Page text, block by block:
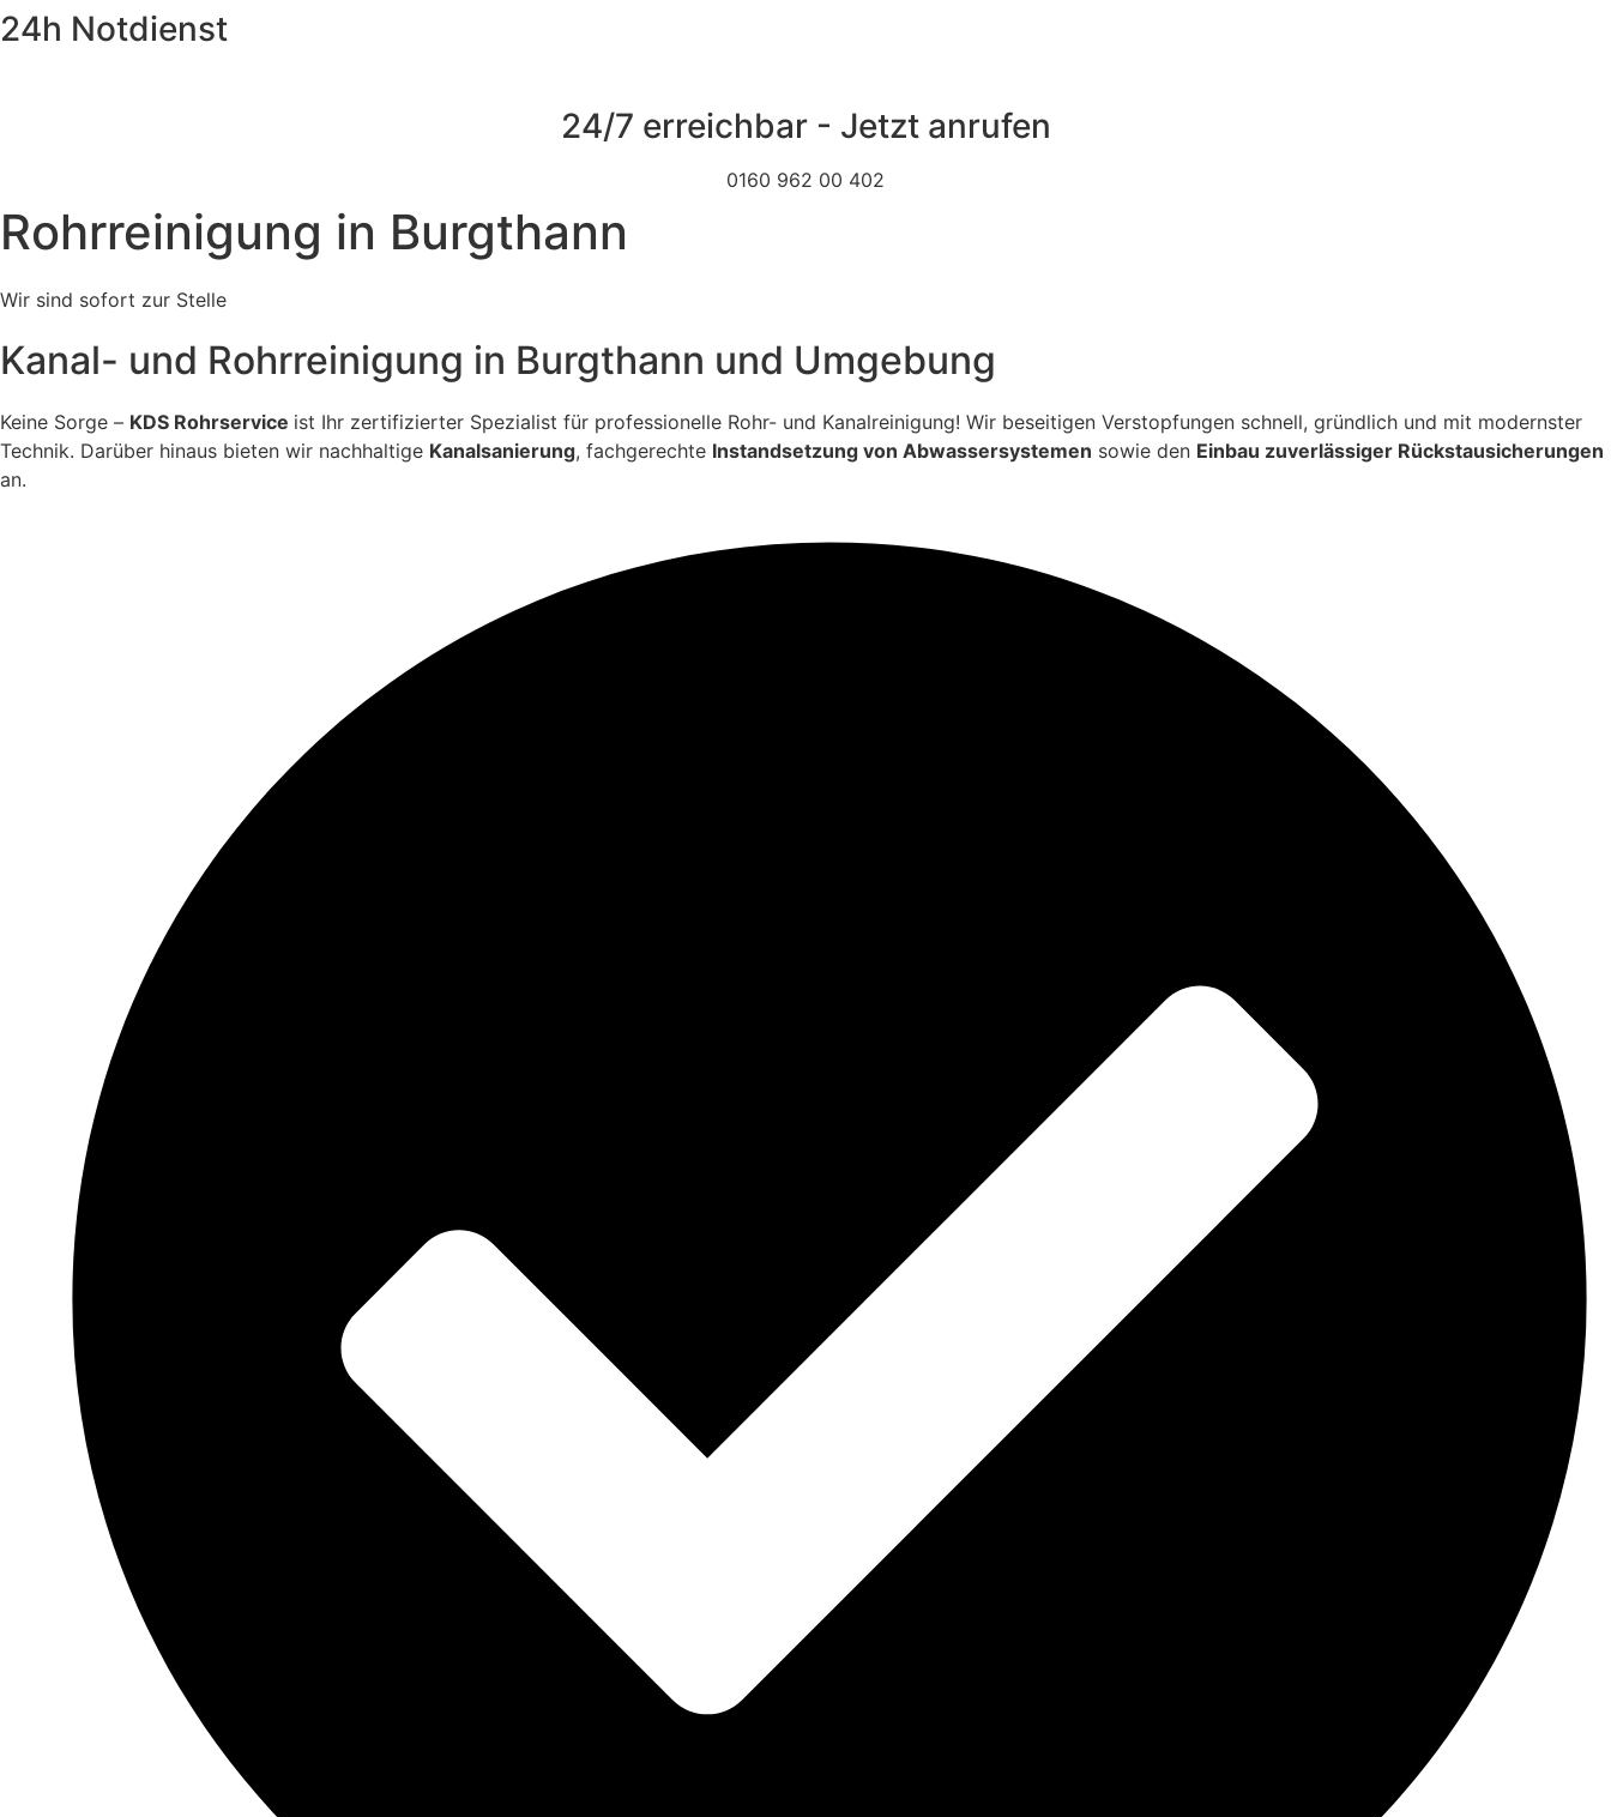
Zum
Inhalt
24h Notdienst
24/7 erreichbar - Jetzt anrufen
0160 962 00 402
Rohrreinigung in Burgthann
Wir sind sofort zur Stelle
Kanal- und Rohrreinigung in Burgthann und Umgebung
Keine Sorge – KDS Rohrservice ist Ihr zertifizierter Spezialist für professionelle Rohr- und Kanalreinigung! Wir beseitigen Verstopfungen schnell, gründlich und mit modernster
Technik. Darüber hinaus bieten wir nachhaltige Kanalsanierung, fachgerechte Instandsetzung von Abwassersystemen sowie den Einbau zuverlässiger Rückstausicherungen
an.